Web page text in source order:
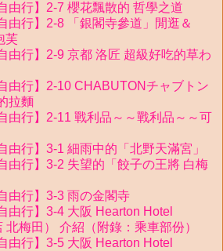
由行】2-7 櫻花飄散的 哲學之道
由行】2-8 「銀閣寺參道」閒逛＆
芙
由行】2-9 京都 洛匠 超級好吃的草わ
由行】2-10 CHABUTONチャブトン
拉麵
由行】2-11 戰利品～～戰利品～～可
由行】3-1 細雨中的「北野天滿宮」
由行】3-2 失望的「餃子の王將 白梅
由行】3-3 雨の金閣寺
由行】3-4 大阪 Hearton Hotel
梅田） 介紹（附錄：乘車部份）
由行】3-5 大阪 Hearton Hotel